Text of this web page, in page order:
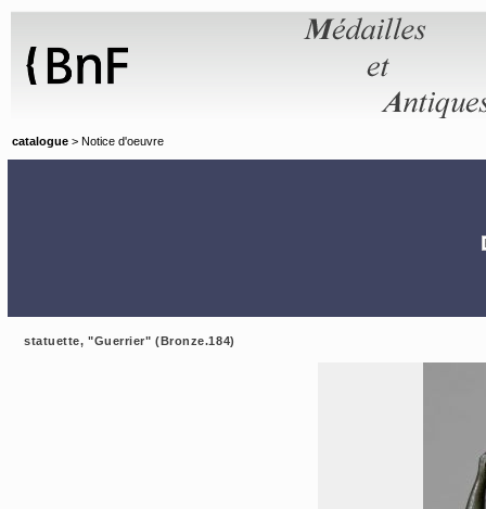
catalogue > Notice d'oeuvre
statuette, "Guerrier" (Bronze.184)